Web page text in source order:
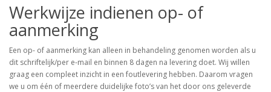
Werkwijze indienen op- of
aanmerking
Een op- of aanmerking kan alleen in behandeling genomen worden als u
dit schriftelijk/per e-mail en binnen 8 dagen na levering doet. Wij willen
graag een compleet inzicht in een foutlevering hebben. Daarom vragen
we u om één of meerdere duidelijke foto’s van het door ons geleverde